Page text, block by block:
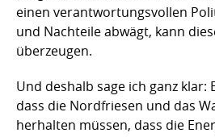
einen verantwortungsvollen
und Nachteile abwägt, kann
überzeugen.
Und deshalb sage ich ganz klar:
dass die Nordfriesen und das
herhalten müssen, dass die